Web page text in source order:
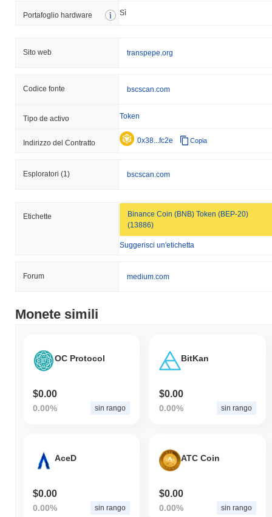
Portafoglio hardware Sì
Sito web transpepe.org
Codice fonte bscscan.com
Tipo de activo Token
Indirizzo del Contratto 0x38...fc2e Copia
Esploratori (1) bscscan.com
Etichette
Binance Coin (BNB) Token (BEP-20)
(13886)
Suggerisci un'etichetta
Forum medium.com
Monete simili
OC Protocol
$0.00
0.00% sin rango
BitKan
$0.00
0.00% sin rango
AceD
$0.00
0.00% sin rango
ATC Coin
$0.00
0.00% sin rango